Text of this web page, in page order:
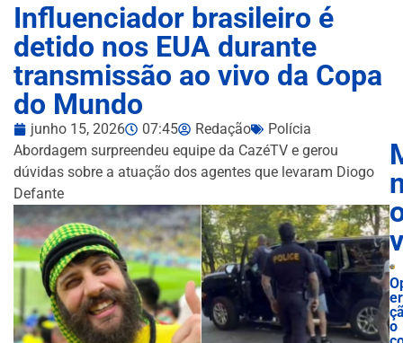
Influenciador brasileiro é
detido nos EUA durante
transmissão ao vivo da Copa
do Mundo
junho 15, 2026 07:45 Redação
Polícia
Abordagem surpreendeu equipe da CazéTV e gerou
dúvidas sobre a atuação dos agentes que levaram Diogo
Defante
o